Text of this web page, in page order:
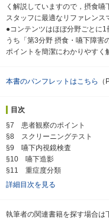
く解説していますので，摂食
スタッフに最適なリファレンス
●コンテンツはほぼ分野ごとに
うち「第3分野 摂食・嚥下障害
ポイントを簡潔にわかりやすく
本書のパンフレットはこちら
目次
§7 患者観察のポイント
§8 スクリーニングテスト
§9 嚥下内視鏡検査
§10 嚥下造影
§11 重症度分類
詳細目次を見る
執筆者の関連書籍を探す場合は